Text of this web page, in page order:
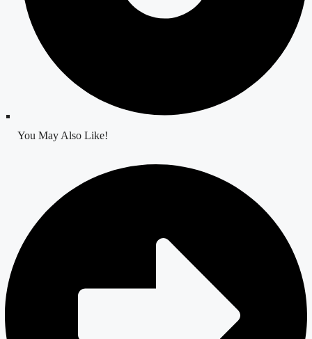
You May Also Like!